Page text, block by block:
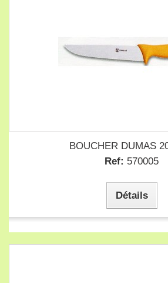
BOUCHER DUMAS
Ref: 570005
Détails